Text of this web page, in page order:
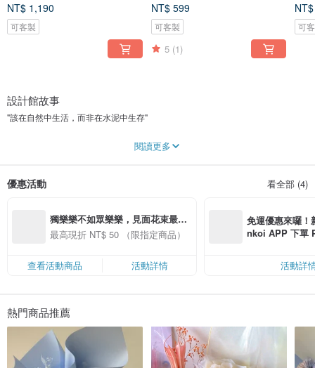
NT$ 1,190
可客製
NT$ 599
可客製
5 (1)
可
設計館故事
"該在自然中生活，而非在水泥中生存"
南投的小小地方工作室，推廣標本應用與花藝生活中
身邊因過於忙碌而忽略的自然美學。
南投草屯市區可親送，歡迎多加使用
閱讀更多
優惠活動 看全部 (4)
獨樂樂不如眾樂樂，見面花束最高
折50元!!
最高現折 NT$ 50 （限指定商品）
查看活動商品 活動詳情
免運優惠來囉
nkoi APP 下單
活動詳
熱門商品推薦